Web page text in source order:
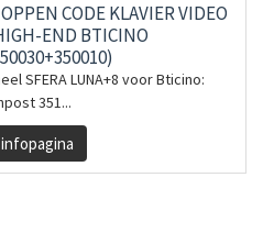
CODE KLAVIER VIDEO
END BTICINO
SFERA LUNA+8 voor Bticino:
351...